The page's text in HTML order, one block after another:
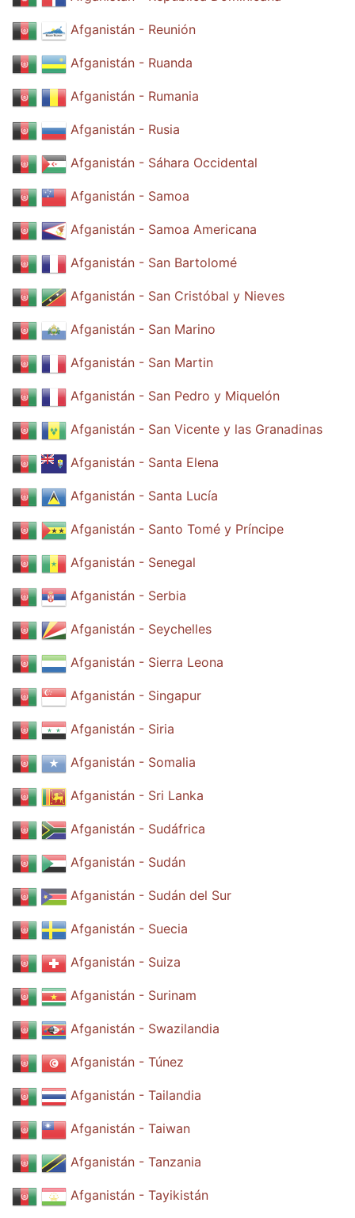
Afganistán - Reunión
Afganistán - Ruanda
Afganistán - Rumania
Afganistán - Rusia
Afganistán - Sáhara Occidental
Afganistán - Samoa
Afganistán - Samoa Americana
Afganistán - San Bartolomé
Afganistán - San Cristóbal y Nieves
Afganistán - San Marino
Afganistán - San Martin
Afganistán - San Pedro y Miquelón
Afganistán - San Vicente y las Granadinas
Afganistán - Santa Elena
Afganistán - Santa Lucía
Afganistán - Santo Tomé y Príncipe
Afganistán - Senegal
Afganistán - Serbia
Afganistán - Seychelles
Afganistán - Sierra Leona
Afganistán - Singapur
Afganistán - Siria
Afganistán - Somalia
Afganistán - Sri Lanka
Afganistán - Sudáfrica
Afganistán - Sudán
Afganistán - Sudán del Sur
Afganistán - Suecia
Afganistán - Suiza
Afganistán - Surinam
Afganistán - Swazilandia
Afganistán - Túnez
Afganistán - Tailandia
Afganistán - Taiwan
Afganistán - Tanzania
Afganistán - Tayikistán